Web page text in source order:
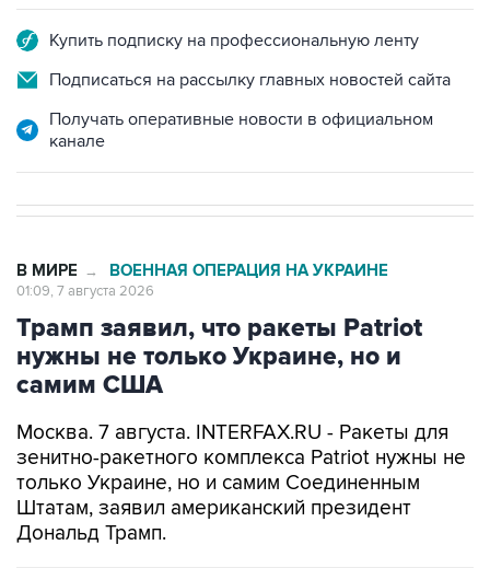
Купить подписку на профессиональную ленту
Подписаться на рассылку главных новостей сайта
Получать оперативные новости в официальном
канале
В МИРЕ → ВОЕННАЯ ОПЕРАЦИЯ НА УКРАИНЕ
01:09, 7 августа 2026
Трамп заявил, что ракеты Patriot
нужны не только Украине, но и
самим США
Москва. 7 августа. INTERFAX.RU - Ракеты для
зенитно-ракетного комплекса Patriot нужны не
только Украине, но и самим Соединенным
Штатам, заявил американский президент
Дональд Трамп.